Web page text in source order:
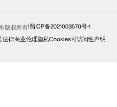
版权所有 蜀ICP备2021003570号-1
法律商业伦理隐私Cookies可访问性声明